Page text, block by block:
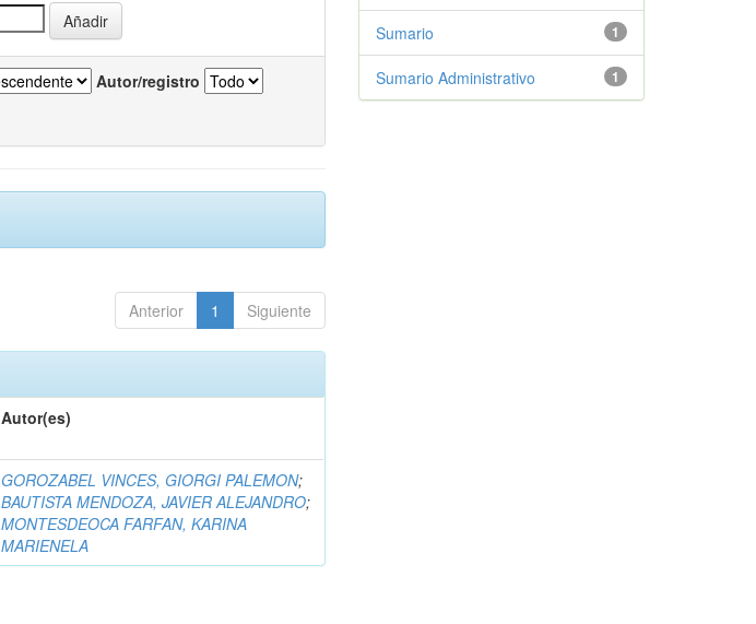
Autor/registro
Anterior 1 Siguiente
Autor(es)
GOROZABEL VINCES, GIORGI PALEMON;
BAUTISTA MENDOZA, JAVIER ALEJANDRO;
MONTESDEOCA FARFAN, KARINA
MARIENELA
1
Sumario
1
Sumario Administrativo